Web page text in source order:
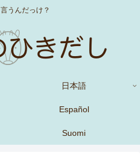
うんだっけ？
日本語
Español
Suomi